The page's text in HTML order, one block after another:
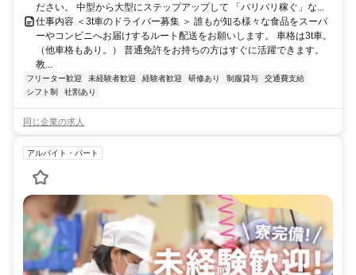
ださい。 中型から大型にステップアップして 「バリバリ稼ぐ」な...
仕事内容 ＜3t車のドライバー募集 ＞ 誰もが知る様々な食品をスーパ
ーやコンビニへお届けするルート配送をお願いします。 車格は3t車。
（他車格もあり。） 普通免許をお持ちの方はすぐに活躍できます。
教...
フリーター歓迎 未経験者歓迎 経験者歓迎 研修あり 制服貸与
交通費支給
シフト制
社割あり
同じ企業の求人
アルバイト・パート